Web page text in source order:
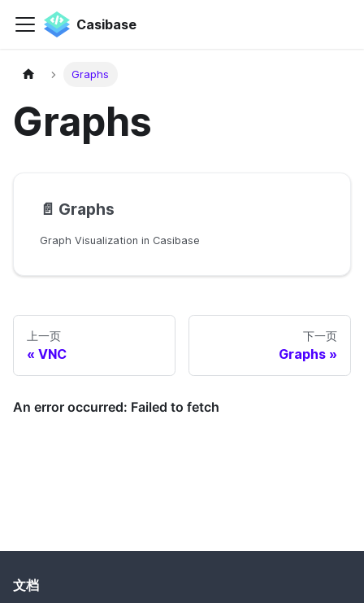
Casibase
Graphs
Graphs
📄️ Graphs
Graph Visualization in Casibase
上一页
VNC
下一页
Graphs
文档